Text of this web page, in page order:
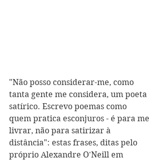
"Não posso considerar-me, como
tanta gente me considera, um poeta
satírico. Escrevo poemas como
quem pratica esconjuros - é para me
livrar, não para satirizar à
distância": estas frases, ditas pelo
próprio Alexandre O'Neill em